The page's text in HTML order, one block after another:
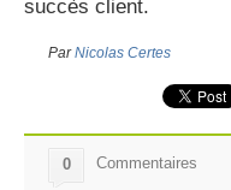
succès client.
ParNicolas Certes
0 Commentaires